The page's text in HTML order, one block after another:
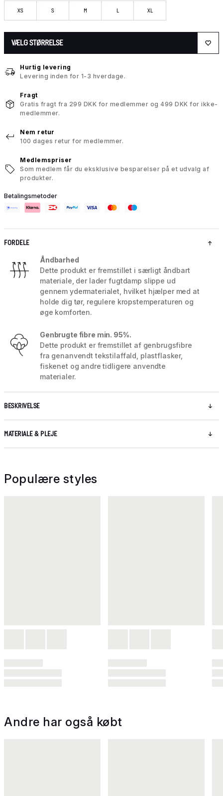
XS S M L XL
VÆLG STØRRELSE
Hurtig levering
Levering inden for 1-3 hverdage.
Fragt
Gratis fragt fra 299 DKK for medlemmer og 499 DKK for ikke-
medlemmer.
Nem retur
100 dages retur for medlemmer.
Medlemspriser
Som medlem får du eksklusive besparelser på et udvalg af
produkter.
Betalingsmetoder
FORDELE
Åndbarhed
Dette produkt er fremstillet i særligt åndbart
materiale, der lader fugtdamp slippe ud
gennem ydermaterialet, hvilket hjælper med at
holde dig tør, regulere kropstemperaturen og
øge komforten.
Genbrugte fibre min. 95%.
Dette produkt er fremstillet af genbrugsfibre
fra genanvendt tekstilaffald, plastflasker,
fiskenet og andre tidligere anvendte
materialer.
BESKRIVELSE
MATERIALE & PLEJE
Populære styles
Andre har også købt